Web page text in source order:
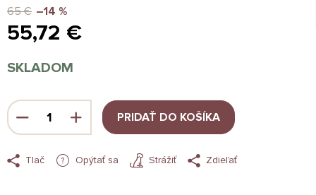
65 € –14 %
55,72 €
cena:
SKLADOM
PRIDAŤ DO KOŠÍKA
Tlač Opýtať sa Strážiť Zdieľať